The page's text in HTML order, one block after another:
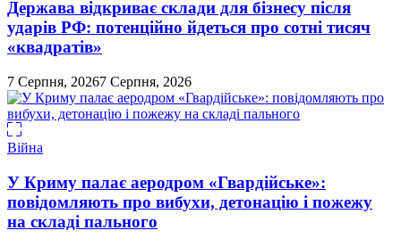
Держава відкриває склади для бізнесу після
ударів РФ: потенційно йдеться про сотні тисяч
«квадратів»
7 Серпня, 20267 Серпня, 2026
Війна
У Криму палає аеродром «Гвардійське»:
повідомляють про вибухи, детонацію і пожежу
на складі пального